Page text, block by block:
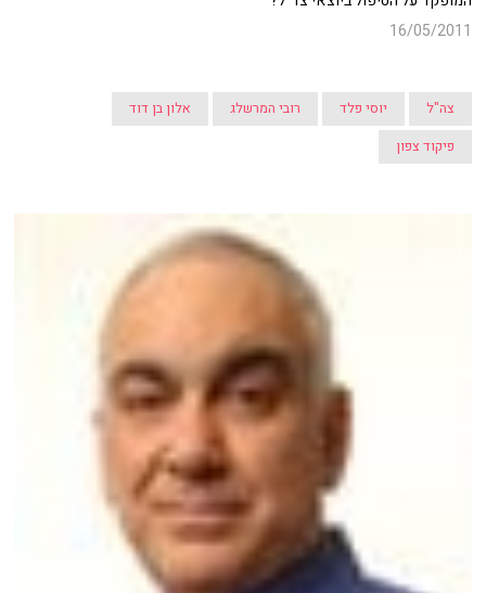
16/05/2011
צה"ל יוסי פלד רובי המרשלג
אלון בן דוד
פיקוד צפון